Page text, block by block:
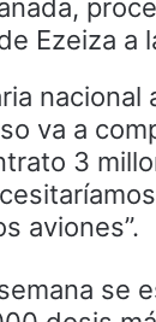
Ezeiza a
va a
3
aviones”.
se